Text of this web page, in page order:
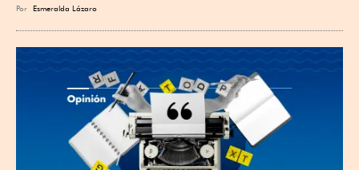
Por Esmeralda Lázaro